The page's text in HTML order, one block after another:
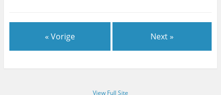
« Vorige Next »
View Full Site